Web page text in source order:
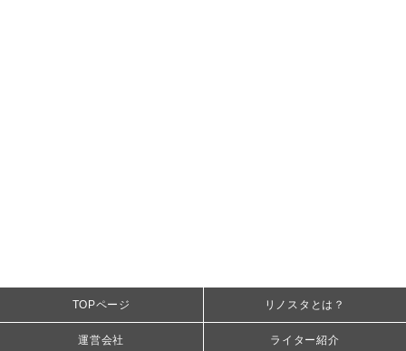
TOPページ リノスタとは？
運営会社 ライター紹介